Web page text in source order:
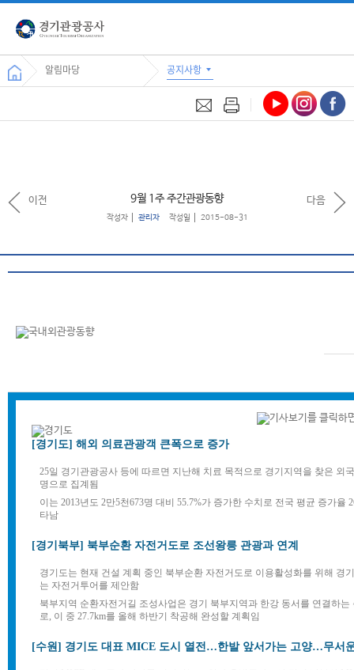
알림마당 공지사항
9월 1주 주간관광동향
작성자 관리자 작성일 2015-08-31
이전 다음
[경기도] 해외 의료관광객 큰폭으로 증가
25일 경기관광공사 등에 따르면 지난해 치료 목적으로 경기지역을 찾은 외
명으로 집계됨
이는 2013년도 2만5천673명 대비 55.7%가 증가한 수치로 전국 평균 증가율
타남
[경기북부] 북부순환 자전거도로 조선왕릉 관광과 연계
경기도는 현재 건설 계획 중인 북부순환 자전거도로 이용활성화를 위해 경
는 자전거투어를 제안함
북부지역 순환자전거길 조성사업은 경기 북부지역과 한강 동서를 연결하는
로, 이 중 27.7km를 올해 하반기 착공해 완성할 계획임
[수원] 경기도 대표 MICE 도시 열전…한발 앞서가는 고양…무서